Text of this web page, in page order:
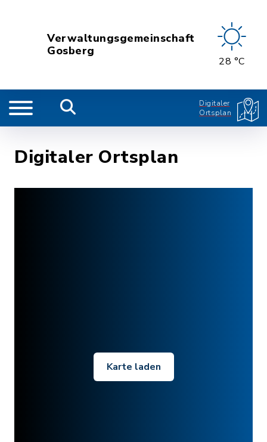
Verwaltungsgemeinschaft
Gosberg
28 °C
Digitaler
Ortsplan
Digitaler Ortsplan
Karte laden